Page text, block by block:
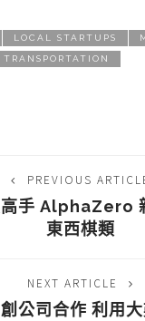
LOCAL STARTUPS
TRANSPORTATION
PREVIOUS
手 AlphaZero
東西棋類
NEXT ARTICLE
公司合作 利用